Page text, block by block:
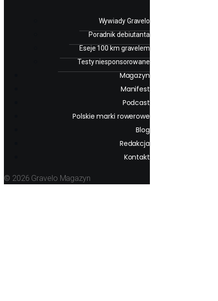
Wywiady Gravelo
Poradnik debiutanta
Eseje 100 km gravelem
Testy niesponsorowane
Magazyn
Manifest
Podcast
Polskie marki rowerowe
Blog
Redakcja
Kontakt
© 2026 Gravelo Magazyn